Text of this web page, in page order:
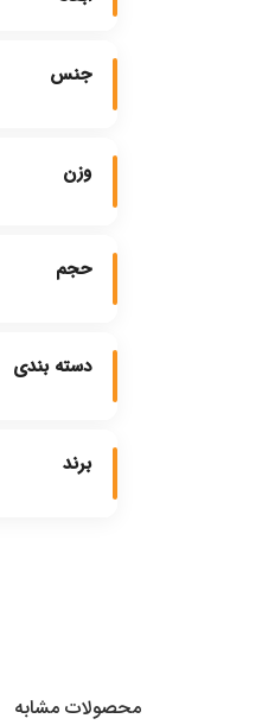
جنس
وزن
حجم
دسته بندی
برند
محصولات مشابه